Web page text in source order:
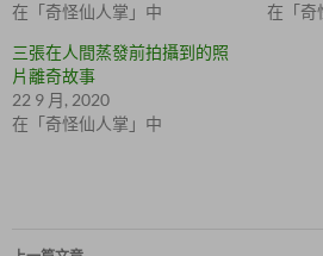
新
窗
中
開
啟
)
o
k
(
窗
中
在「奇怪仙人掌」中
在「奇
三張在人間蒸發前拍攝到的照
片離奇故事
22 9 月, 2020
在「奇怪仙人掌」中
文